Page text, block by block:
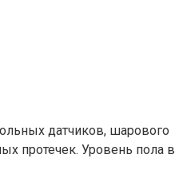
датчиков, шарового
протечек. Уровень пола в